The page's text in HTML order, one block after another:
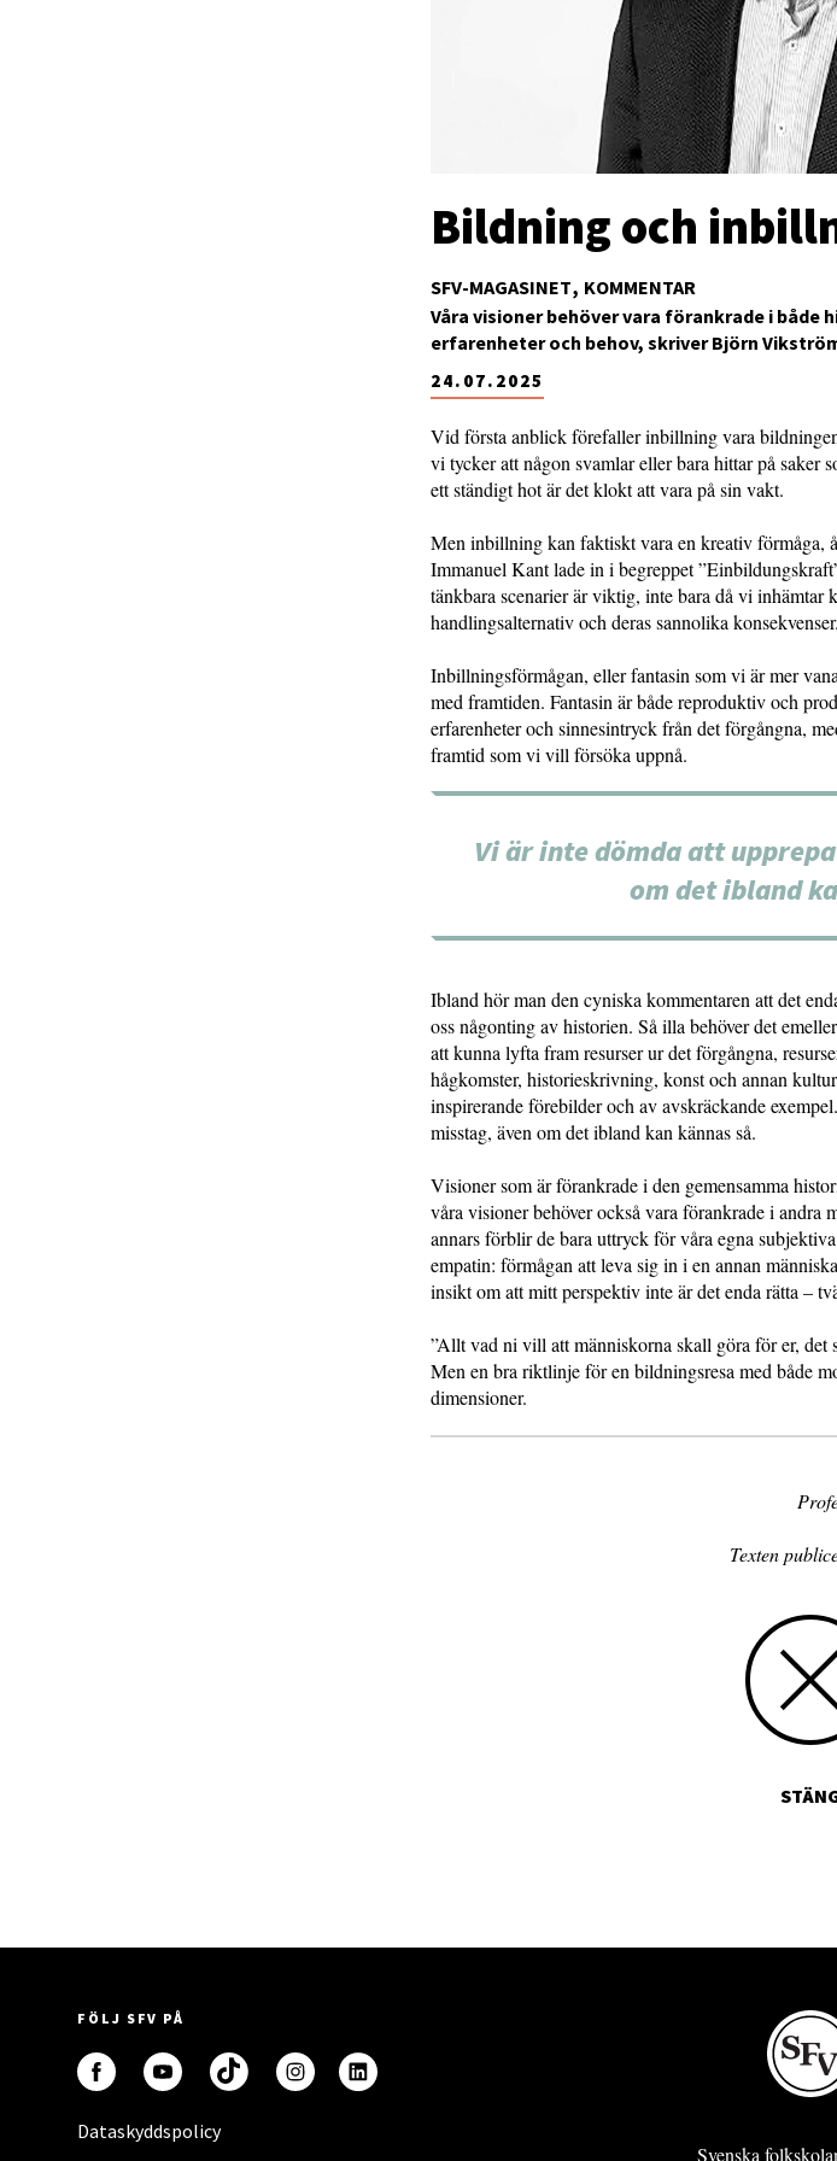
SFV-MAGASINET KOMMENTAR
Bildning och
24.07.2025
Våra visioner behöver vara förankrade i både
erfarenheter och behov, skriver Björn
Vid första anblick förefaller inbillning vara
vi tycker att någon svamlar eller bara hittar på saker
ett ständigt hot är det klokt att vara på sin vakt.
Men inbillning kan faktiskt vara en kreativ förmåga,
Immanuel Kant lade in i begreppet
tänkbara scenarier är viktig, inte bara då vi inhämtar
handlingsalternativ och deras sannolika konsekvenser.
Inbillningsförmågan, eller fantasin som vi är mer
med framtiden. Fantasin är både reproduktiv och
erfarenheter och sinnesintryck från det förgångna,
framtid som vi vill försöka uppnå.
Vi är inte dömda att
om det ibland
Ibland hör man den cyniska kommentaren att det
oss någonting av historien. Så illa behöver det
att kunna lyfta fram resurser ur det förgångna,
hågkomster, historieskrivning, konst och annan
inspirerande förebilder och av avskräckande
misstag, även om det ibland kan kännas så.
Visioner som är förankrade i den gemensamma
våra visioner behöver också vara förankrade i andra
annars förblir de bara uttryck för våra egna
empatin: förmågan att leva sig in i en annan
insikt om att mitt perspektiv inte är det enda rätta –
”Allt vad ni vill att människorna skall göra för er, det
Men en bra riktlinje för en bildningsresa med både
dimensioner.
Texten
FÖLJ SFV PÅ
Dataskyddspolicy
Svenska